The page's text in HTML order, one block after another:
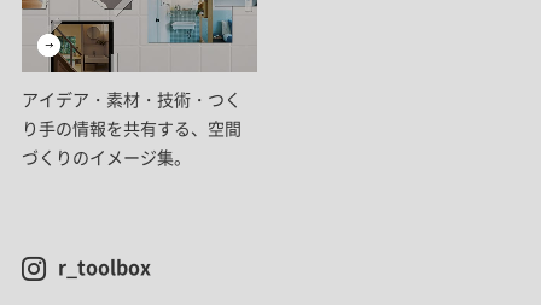
アイデア・素材・技術・つく
り手の情報を共有する、空間
づくりのイメージ集。
r_toolbox